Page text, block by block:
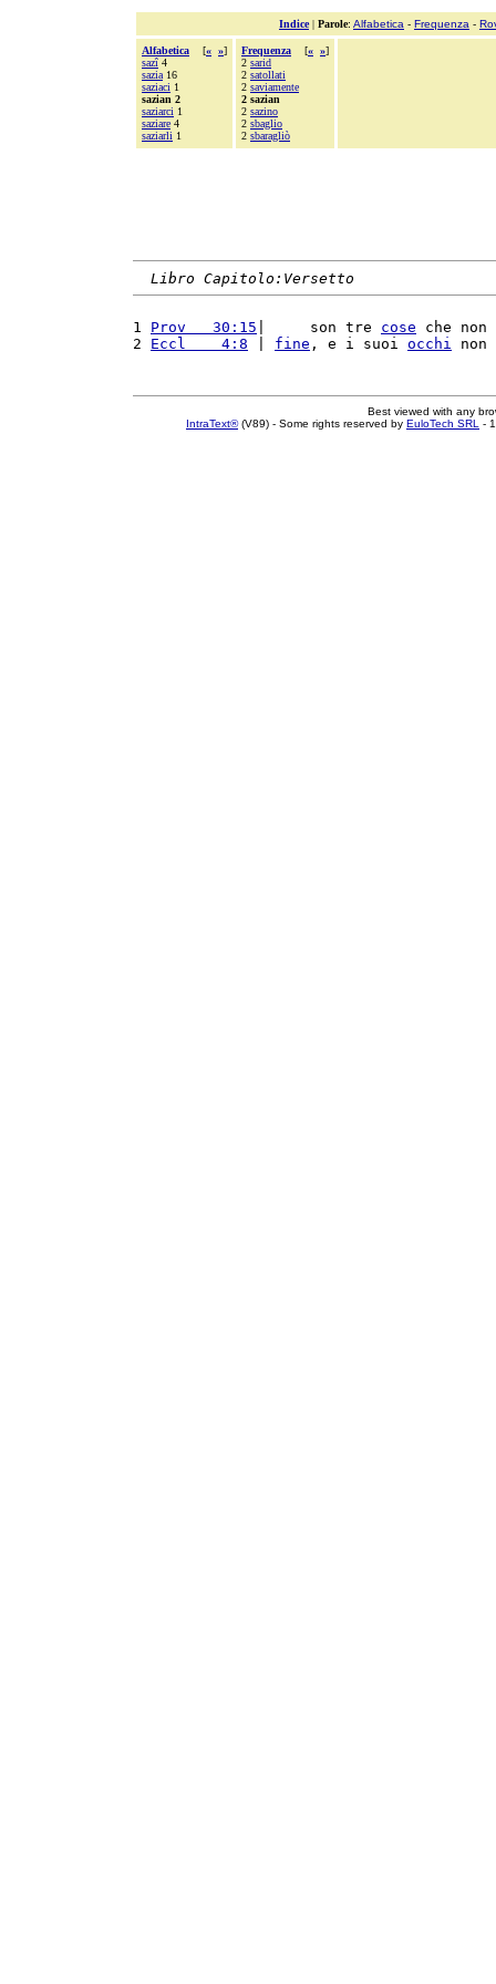
Indice| Parole: Alfabetica - Frequenza -
Alfabetica [« »]
sazî 4
sazia 16
saziaci 1
sazian 2
saziarci 1
saziare 4
saziarli 1
Frequenza [« »]
2 sarid
2 satollati
2 saviamente
2 sazian
2 sazino
2 sbaglio
2 sbaragliò
Libro Capitolo:Versetto
1 Prov   30:15 |     son tre cose che
2 Eccl    4:8 fine , e i suoi occhi
Best viewed with any
IntraText®(V89) - Some rights reserved by EuloTech SRL -